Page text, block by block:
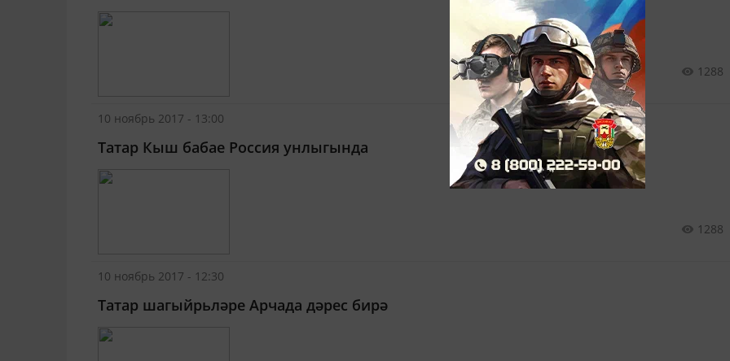
1288
10 ноябрь 2017 - 13:00
Татар Кыш бабае Россия унлыгында
1288
10 ноябрь 2017 - 12:30
Татар шагыйрьләре Арчада дәрес бирә